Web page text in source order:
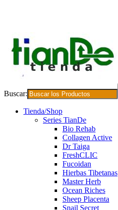
Buscar:
Tienda/Shop
Series TianDe
Bio Rehab
Collagen Active
Dr Taiga
FreshCLIC
Fucoidan
Hierbas Tibetanas
Master Herb
Ocean Riches
Sheep Placenta
Snail Secret